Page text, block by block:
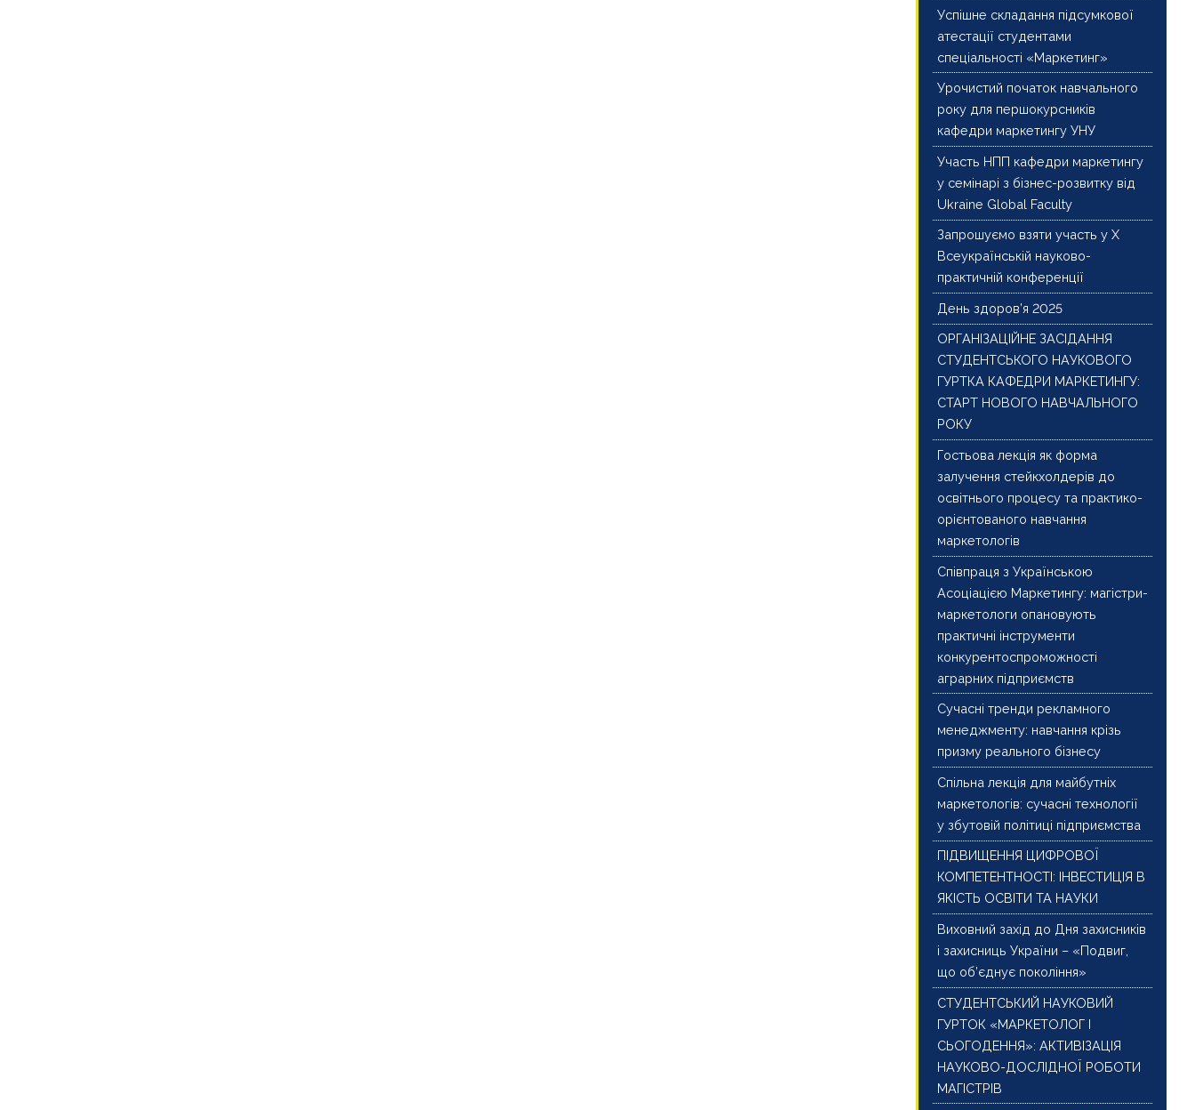
Успішне складання підсумкової
атестації студентами
спеціальності «Маркетинг»
Урочистий початок навчального
року для першокурсників
кафедри маркетингу УНУ
Участь НПП кафедри маркетингу
у семінарі з бізнес-розвитку від
Ukraine Global Faculty
Запрошуємо взяти участь у X
Всеукраїнській науково-
практичній конференції
День здоров’я 2025
ОРГАНІЗАЦІЙНЕ ЗАСІДАННЯ
СТУДЕНТСЬКОГО НАУКОВОГО
ГУРТКА КАФЕДРИ МАРКЕТИНГУ:
СТАРТ НОВОГО НАВЧАЛЬНОГО
РОКУ
Гостьова лекція як форма
залучення стейкхолдерів до
освітнього процесу та практико-
орієнтованого навчання
маркетологів
Співпраця з Українською
Асоціацією Маркетингу: магістри-
маркетологи опановують
практичні інструменти
конкурентоспроможності
аграрних підприємств
Сучасні тренди рекламного
менеджменту: навчання крізь
призму реального бізнесу
Спільна лекція для майбутніх
маркетологів: сучасні технології
у збутовій політиці підприємства
ПІДВИЩЕННЯ ЦИФРОВОЇ
КОМПЕТЕНТНОСТІ: ІНВЕСТИЦІЯ В
ЯКІСТЬ ОСВІТИ ТА НАУКИ
Виховний захід до Дня захисників
і захисниць України – «Подвиг,
що об’єднує покоління»
СТУДЕНТСЬКИЙ НАУКОВИЙ
ГУРТОК «МАРКЕТОЛОГ І
СЬОГОДЕННЯ»: АКТИВІЗАЦІЯ
НАУКОВО-ДОСЛІДНОЇ РОБОТИ
МАГІСТРІВ